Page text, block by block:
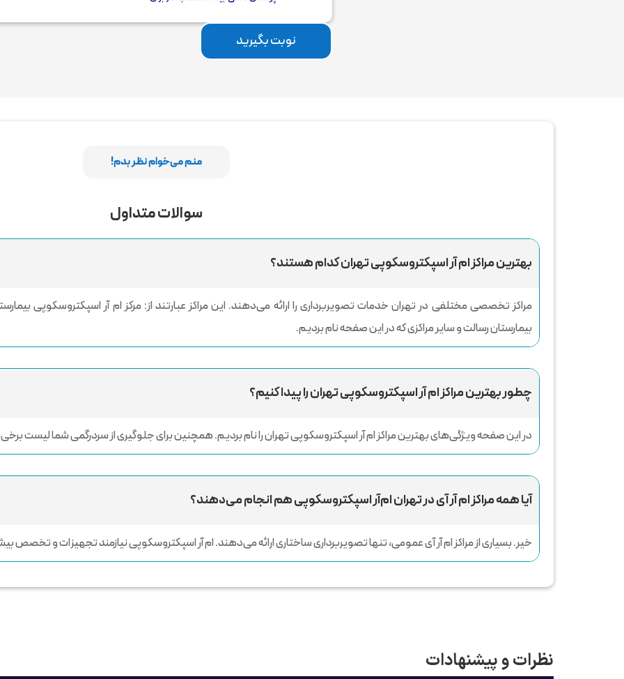
نوبت بگیرید
منم می‌خوام نظر بدم!
سوالات متداول
بهترین مراکز ام آر اسپکتروسکوپی تهران کدام هستند؟
مراکز تخصصی مختلفی در تهران خدمات تصویربرداری را ارائه می‌دهند. این مراکز عبارتند از: مرکز ام آر اسپکتروسکوپی
بیمارستان رسالت و سایر مراکزی که در این صفحه نام بردیم.
چطور بهترین مراکز ام آر اسپکتروسکوپی تهران را پیدا کنیم؟
در این صفحه ویژگی‌های بهترین مراکز ام آر اسپکتروسکوپی تهران را نام بردیم. همچنین برای جلوگیری از سردرگمی شما لیست برخی
آیا همه مراکز ام آر آی در تهران ام‌آر اسپکتروسکوپی هم انجام می‌دهند؟
خیر. بسیاری از مراکز ام آر آی عمومی، تنها تصویربرداری ساختاری ارائه می‌دهند. ام‌ آر اسپکتروسکوپی نیازمند تجهیزات و تخصص
نظرات و پیشنهادات